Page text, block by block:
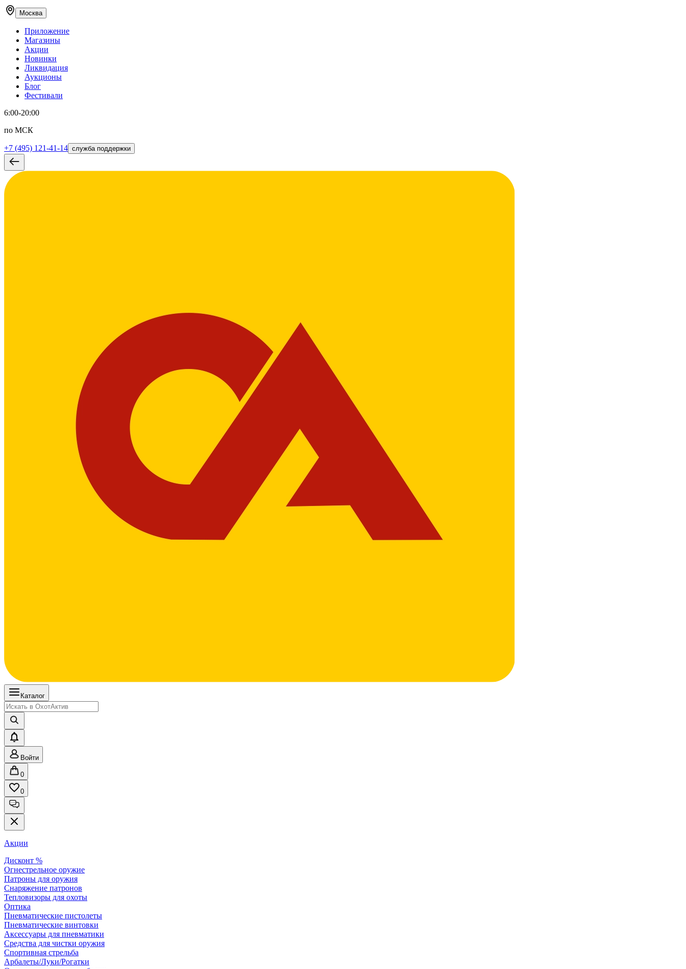
Москва
Приложение
Магазины
Акции
Новинки
Ликвидация
Аукционы
Блог
Фестивали
6:00-20:00
по МСК
+7 (495) 121-41-14 служба поддержки
Каталог
Войти
0
0
Акции
Дисконт %
Огнестрельное оружие
Патроны для оружия
Снаряжение патронов
Тепловизоры для охоты
Оптика
Пневматические пистолеты
Пневматические винтовки
Аксессуары для пневматики
Средства для чистки оружия
Спортивная стрельба
Арбалеты/Луки/Рогатки